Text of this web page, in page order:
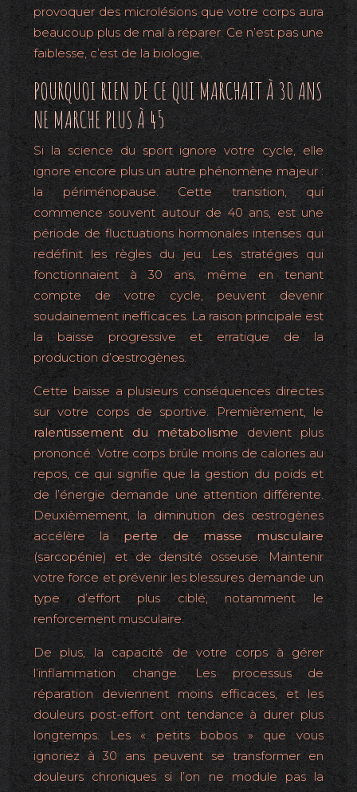
provoquer des microlésions que votre corps aura
beaucoup plus de mal à réparer. Ce n’est pas une
faiblesse, c’est de la biologie.
POURQUOI RIEN DE CE QUI MARCHAIT À 30 ANS
NE MARCHE PLUS À 45
Si la science du sport ignore votre cycle, elle
ignore encore plus un autre phénomène majeur :
la périménopause. Cette transition, qui
commence souvent autour de 40 ans, est une
période de fluctuations hormonales intenses qui
redéfinit les règles du jeu. Les stratégies qui
fonctionnaient à 30 ans, même en tenant
compte de votre cycle, peuvent devenir
soudainement inefficaces. La raison principale est
la baisse progressive et erratique de la
production d’œstrogènes.
Cette baisse a plusieurs conséquences directes
sur votre corps de sportive. Premièrement, le
ralentissement du métabolismedevient plus
prononcé. Votre corps brûle moins de calories au
repos, ce qui signifie que la gestion du poids et
de l’énergie demande une attention différente.
Deuxièmement, la diminution des œstrogènes
accélère la perte de masse musculaire
(sarcopénie) et de densité osseuse. Maintenir
votre force et prévenir les blessures demande un
type d’effort plus ciblé, notamment le
renforcement musculaire.
De plus, la capacité de votre corps à gérer
l’inflammation change. Les processus de
réparation deviennent moins efficaces, et les
douleurs post-effort ont tendance à durer plus
longtemps. Les « petits bobos » que vous
ignoriez à 30 ans peuvent se transformer en
douleurs chroniques si l’on ne module pas la